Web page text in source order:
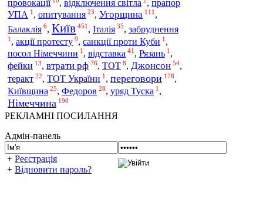
провокації
, відключення світла , прапор
УПА 1, опитування 23, Угорщина 111,
Балаклія 6, Київ 451, Італія 35, забруднення
1 , акції протесту 9, санкції проти Куби 1 ,
посол Німеччини 1 , відставка 41 , Рязань 1 ,
фейки 13, втрати рф 76, ТОТ 8, Джонсон 54,
теракт 22, ТОТ України 1 , переговори 178,
Київщина 25, Федоров 28, уряд Туска 1 ,
Німеччина 190
РЕКЛАМНІ ПОСИЛАННЯ
Адмін-панель
+ Реєстрація
+ Відновити пароль?